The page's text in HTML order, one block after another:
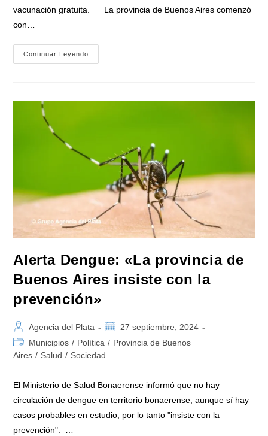
vacunación gratuita. La provincia de Buenos Aires comenzó
con…
Continuar Leyendo
La
Alerta Dengue: «La provincia de
Buenos Aires insiste con la
prevención»
Autor
de
la
Agencia del Plata
Publicación
de
la
27 septiembre, 2024
Categoría
de
entrada:
Municipios / Política / Provincia de Buenos
Aires / Salud / Sociedad
El Ministerio de Salud Bonaerense informó que no hay
circulación de dengue en territorio bonaerense, aunque sí hay
casos probables en estudio, por lo tanto "insiste con la
prevención". …